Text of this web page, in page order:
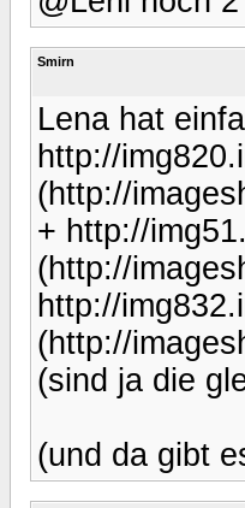
Smirn
Lena hat
http://
(http://
+ http://
(http://
http://
(http://
(sind ja die
(und da gibt